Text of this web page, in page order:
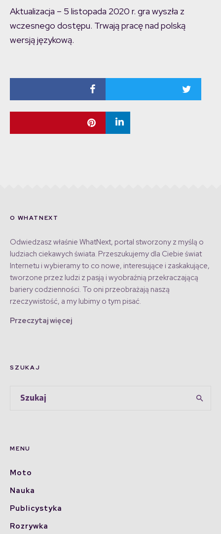
Aktualizacja – 5 listopada 2020 r. gra wyszła z
wczesnego dostępu. Trwają pracę nad polską
wersją językową.
O WHATNEXT
Odwiedzasz właśnie WhatNext, portal stworzony z myślą o
ludziach ciekawych świata. Przeszukujemy dla Ciebie świat
Internetu i wybieramy to co nowe, interesujące i zaskakujące,
tworzone przez ludzi z pasją i wyobraźnią przekraczającą
bariery codzienności. To oni przeobrażają naszą
rzeczywistość, a my lubimy o tym pisać.
Przeczytaj więcej
SZUKAJ
MENU
Moto
Nauka
Publicystyka
Rozrywka